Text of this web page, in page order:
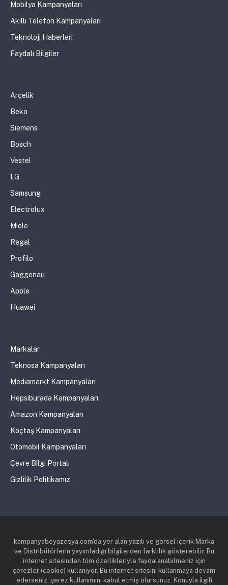
Mobilya Kampanyaları
Akıllı Telefon Kampanyaları
Teknoloji Haberleri
Faydalı Bilgiler
Arçelik
Beko
Siemens
Bosch
Vestel
LG
Samsung
Electrolux
Miele
Regal
Profilo
Gaggenau
Apple
Huawei
Markalar
Teknosa Kampanyaları
Mediamarkt Kampanyaları
Hepsiburada Kampanyaları
Amazon Kampanyaları
Koçtaş Kampanyaları
Otomobil Kampanyaları
Çevre Bilgi Portalı
Gizlilik Politikamız
kampanyabeyazesya.com'da yer alan yazılı ve görsel içerik Marka
ve Distribütörlerin yayımladığı bilgilerden farklılık gösterebilir. Bu
internet sitesinden tüm özellikleriyle faydalanabilmeniz için
çerezler (cookie) kullanıyor. Bu internet sitesini kullanmaya devam
ederseniz, çerez kullanımını kabul etmiş olursunuz. Konuyla ilgili